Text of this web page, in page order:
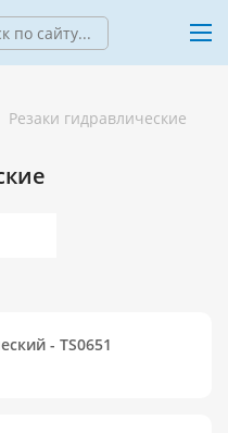
Резаки гидравлические
- TS0651